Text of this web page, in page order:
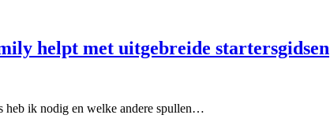
helpt met uitgebreide startersgidsen
heb ik nodig en welke andere spullen…